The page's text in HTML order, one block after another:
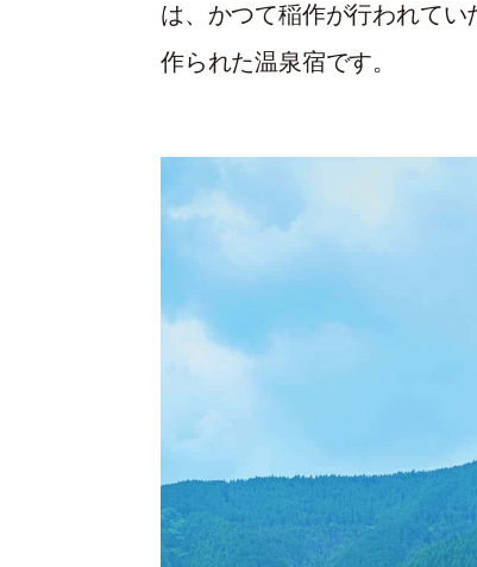
は、かつて稲作が行われて
作られた温泉宿です。